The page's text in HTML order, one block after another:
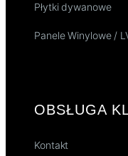
Płytki dywanowe
Panele Winylowe /
OBSŁUGA
Kontakt